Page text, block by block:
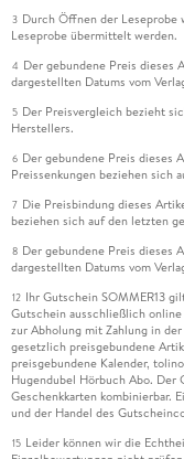
3 Durch Öffnen der Leseprobe
Leseprobe übermittelt werden.
4 Der gebundene Preis dieses
dargestellten Datums vom
5 Der Preisvergleich bezieht
Herstellers.
6 Der gebundene Preis dieses
Preissenkungen beziehen sich
7 Die Preisbindung dieses
beziehen sich auf den letzten
8 Der gebundene Preis dieses
dargestellten Datums vom
12 Ihr Gutschein SOMMER13
Gutschein ausschließlich
zur Abholung mit Zahlung in
gesetzlich preisgebundene
preisgebundene Kalender,
Hugendubel Hörbuch Abo.
Geschenkkarten kombinierbar.
und der Handel des
15 Leider können wir die